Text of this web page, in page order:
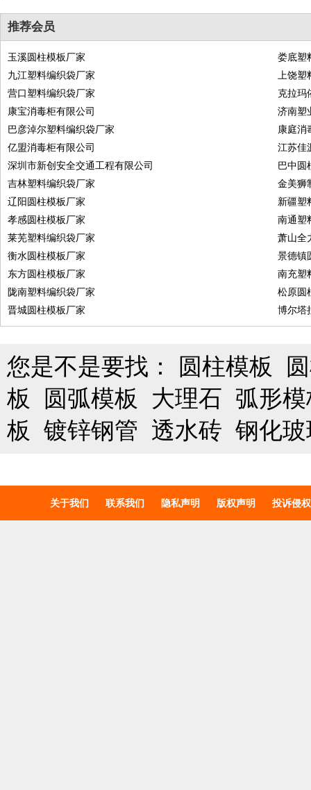
推荐会员
玉溪圆柱模板厂家
娄底塑
九江塑料编织袋厂家
上饶
营口塑料编织袋厂家
克拉玛
康宝消毒柜有限公司
济南塑
巴彦淖尔塑料编织袋厂家
康庭消
亿盟消毒柜有限公司
江苏佳
深圳市新创安全交通工程有限公司
巴中圆
吉林塑料编织袋厂家
金美狮
辽阳圆柱模板厂家
新疆塑
孝感圆柱模板厂家
南通塑
莱芜塑料编织袋厂家
萧山全
衡水圆柱模板厂家
景德镇
东方圆柱模板厂家
南充塑
陇南塑料编织袋厂家
松原圆
晋城圆柱模板厂家
博尔塔
您是不是要找： 圆柱模板
板
圆弧模板 大理石 弧形
板
镀锌钢管 透水砖 钢化
关于我们 联系我们 隐私声明 版权声明 投诉侵权